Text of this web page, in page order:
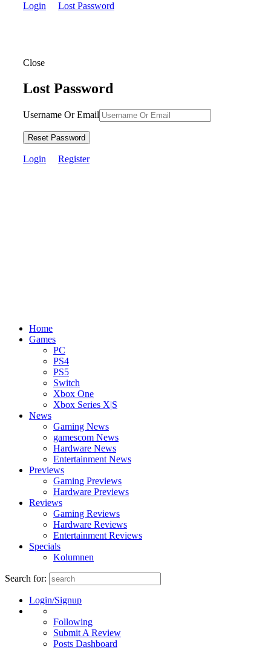
Login
Lost Password
Close
Lost Password
Username Or Email
Reset Password
Login Register
Home
Games
PC
PS4
PS5
Switch
Xbox One
Xbox Series X|S
News
Gaming News
gamescom News
Hardware News
Entertainment News
Previews
Gaming Previews
Hardware Previews
Reviews
Gaming Reviews
Hardware Reviews
Entertainment Reviews
Specials
Kolumnen
Search for:
Login/Signup
Following
Submit A Review
Posts Dashboard